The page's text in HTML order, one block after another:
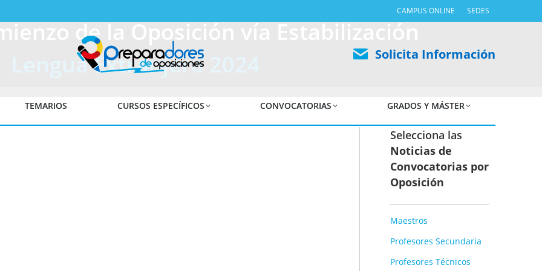
CAMPUS ONLINE SEDES
Solicita Información
TEMARIOS CURSOS ESPECÍFICOS CONVOCATORIAS GRADOS Y MÁSTER
de la Oposición vía Estabilización
Lengua Extranjera 2024
Selecciona las
Noticias de
Convocatorias por
Oposición
Maestros
Profesores Secundaria
Profesores Técnicos